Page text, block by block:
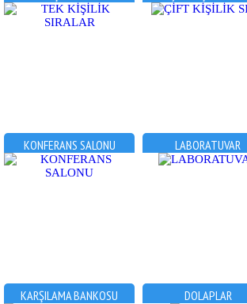
KONFERANS SALONU LABORATUVAR
KARŞILAMA BANKOSU DOLAPLAR